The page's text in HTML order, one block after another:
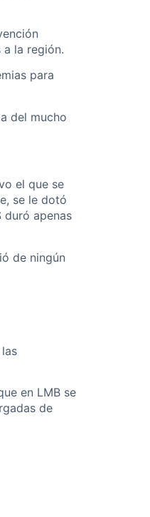
la región.
para
del mucho
el que se
se le dotó
duró apenas
de ningún
en LMB se
de